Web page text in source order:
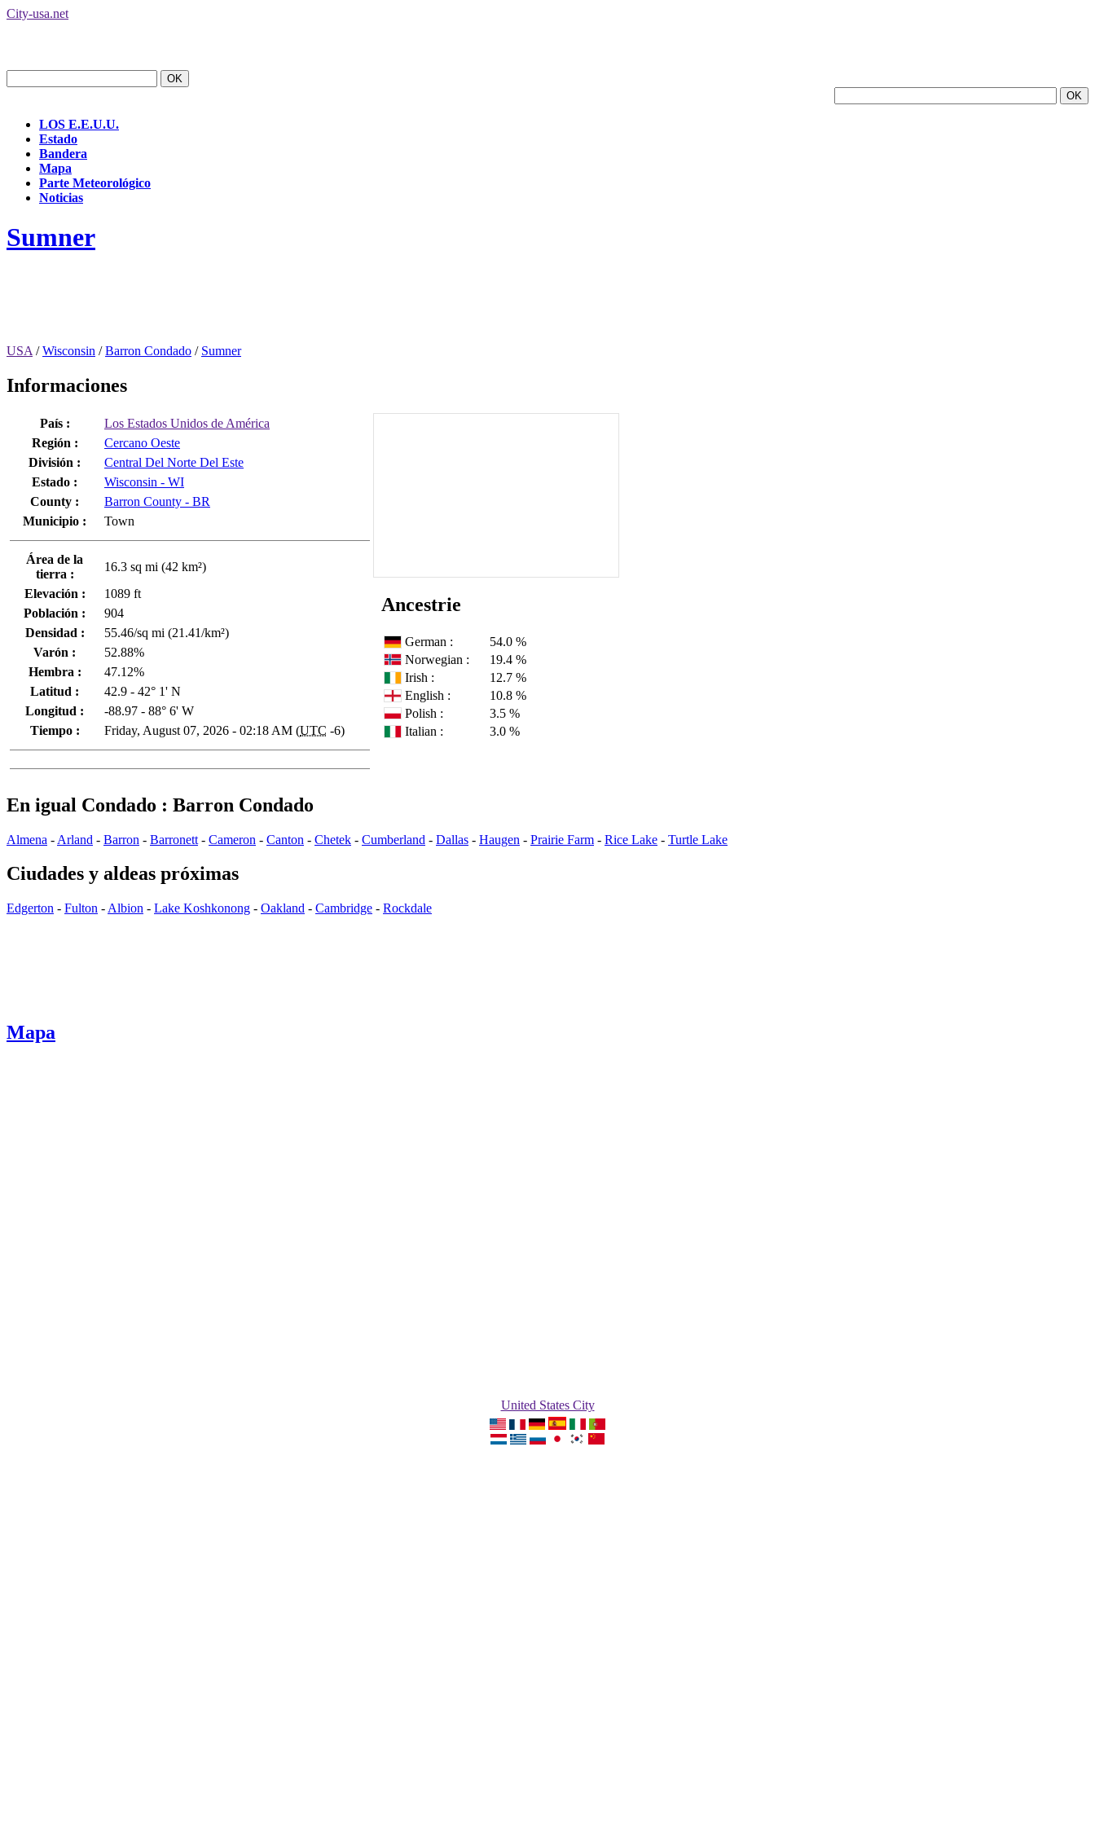
City-usa.net
LOS E.E.U.U.
Estado
Bandera
Mapa
Parte Meteorológico
Noticias
Sumner
USA /Wisconsin /Barron Condado / Sumner
Informaciones
País :
Los Estados Unidos de América
Región :
Cercano Oeste
División :
Central Del Norte Del Este
Estado :
Wisconsin - WI
County :
Barron County - BR
Municipio :
Town
Área de la
tierra :
16.3 sq mi (42 km²)
Elevación :
1089 ft
Población :
904
Densidad :
55.46/sq mi (21.41/km²)
Varón :
52.88%
Hembra :
47.12%
Latitud :
42.9 - 42° 1' N
Longitud :
-88.97 - 88° 6' W
Tiempo :
Friday, August 07, 2026 - 02:18 AM (UTC -6)
Ancestrie
German :
54.0 %
Norwegian :
19.4 %
Irish :
12.7 %
English :
10.8 %
Polish :
3.5 %
Italian :
3.0 %
En igual Condado : Barron Condado
Almena - Arland - Barron - Barronett - Cameron - Canton - Chetek - Cumberland - Dallas - Haugen - Prairie Farm - Rice Lake - Turtle Lake
Ciudades y aldeas próximas
Edgerton - Fulton - Albion - Lake Koshkonong - Oakland - Cambridge - Rockdale
Mapa
United States City